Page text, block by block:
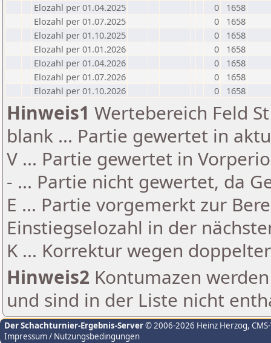
Elozahl per 01.04.2025
0
1658
Elozahl per 01.07.2025
0
1658
Elozahl per 01.10.2025
0
1658
Elozahl per 01.01.2026
0
1658
Elozahl per 01.04.2026
0
1658
Elozahl per 01.07.2026
0
1658
Elozahl per 01.10.2026
0 1658
Hinweis1 Wertebereich Feld
blank ... Partie gewertet in
V ... Partie gewertet in
- ... Partie nicht gewertet, da
E ... Partie vorgemerkt zur
Einstiegselozahl in der
K ... Korrektur wegen
Hinweis2 Kontumazen
und sind in der Liste nicht
Der Schachturnier-Ergebnis-Server© 2006-2026 Heinz Herzog,
Impressum / Nutzungsbedingungen